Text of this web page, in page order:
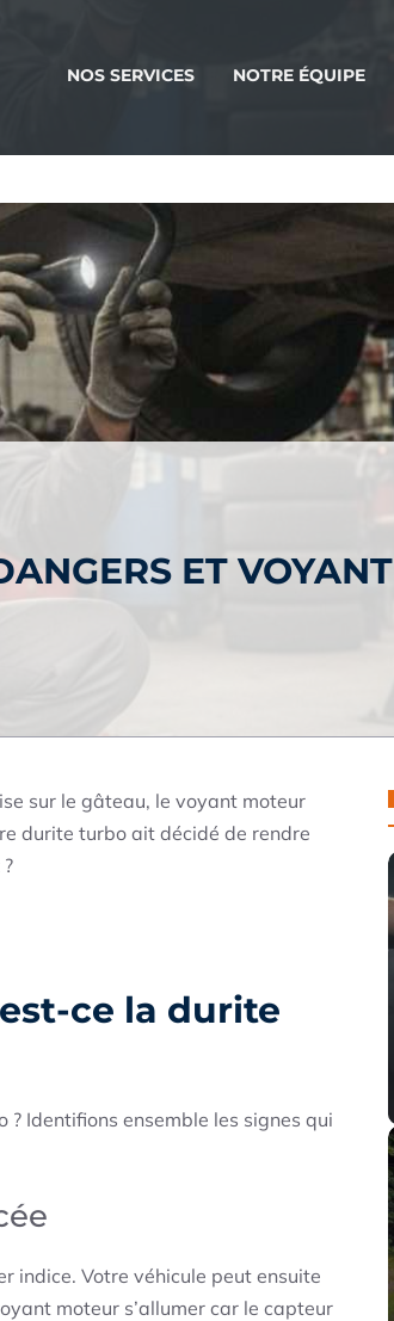
NOS SERVICES NOTRE ÉQUIPE
ET VOYANT
sur le gâteau, le voyant moteur
durite turbo ait décidé de rendre
ce la durite
Identifions ensemble les signes qui
indice. Votre véhicule peut ensuite
moteur s’allumer car le capteur